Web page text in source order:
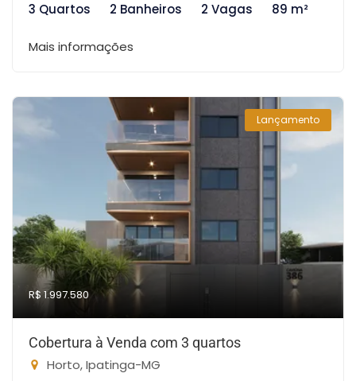
3 Quartos
2 Banheiros 2 Vagas 89 m²
Mais informações
Lançamento
R$ 1.997.580
Cobertura à Venda com 3 quartos
Horto, Ipatinga-MG